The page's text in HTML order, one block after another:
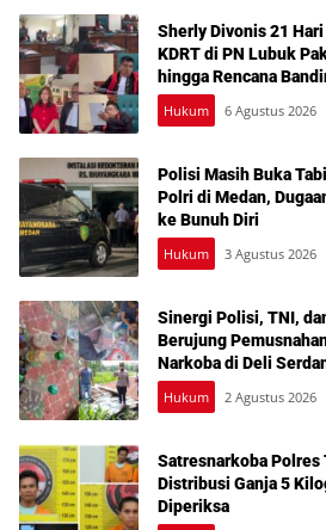
Sherly Divonis 21
KDRT di PN Lubuk
hingga Rencana
Hukum 6 Agustus 2026
Polisi Masih Buka
Polri di Medan,
ke Bunuh Diri
Hukum 3 Agustus 2026
Sinergi Polisi, TNI,
Berujung
Narkoba di Deli
Hukum 2 Agustus 2026
Satresnarkoba Polres
Distribusi Ganja 5
Diperiksa